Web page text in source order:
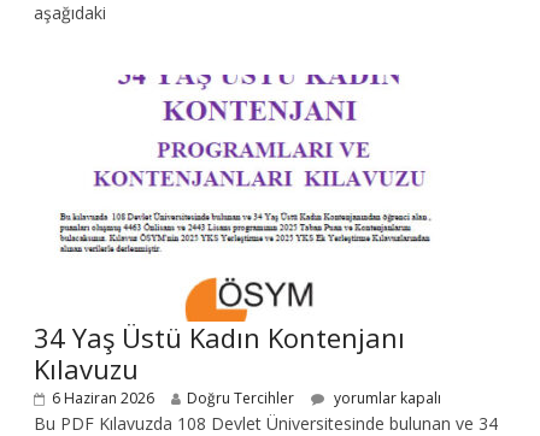
aşağıdaki
34 Yaş Üstü Kadın Kontenjanı
Kılavuzu
6 Haziran 2026 Doğru Tercihler yorumlar kapalı
Bu PDF Kılavuzda 108 Devlet Üniversitesinde bulunan ve 34